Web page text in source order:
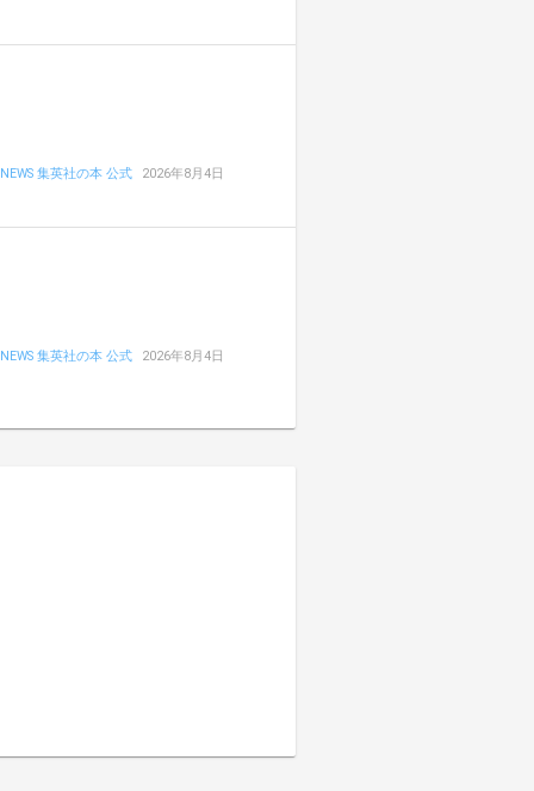
NEWS 集英社の本 公式 2026年8月4日
NEWS 集英社の本 公式 2026年8月4日